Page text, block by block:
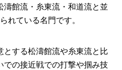
濤館流・糸東流・和道流と並
れている名門です。
とする松濤館流や糸東流と比
での接近戦での打撃や掴み技